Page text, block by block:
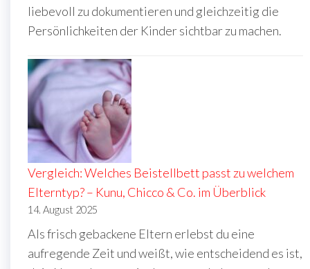
liebevoll zu dokumentieren und gleichzeitig die
Persönlichkeiten der Kinder sichtbar zu machen.
Vergleich: Welches Beistellbett passt zu welchem
Elterntyp? – Kunu, Chicco & Co. im Überblick
14. August 2025
Als frisch gebackene Eltern erlebst du eine
aufregende Zeit und weißt, wie entscheidend es ist,